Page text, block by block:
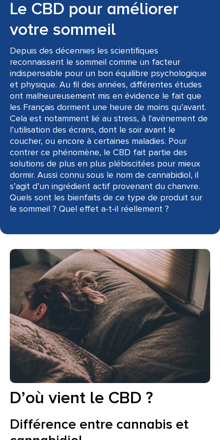
Le CBD pour améliorer
votre sommeil
Depuis des décennies les scientifiques
reconnaissent le sommeil comme un facteur
indispensable pour un bon équilibre psychologique
et physique. Au fil des années, différentes études
ont malheureusement mis en évidence le fait que
les Français dorment une heure de moins qu’avant.
Cela est notamment lié au stress, à l'avènement de
l’utilisation des écrans, dont le soir avant le
coucher, ou encore à certaines maladies. Pour
contrer ce phénomène, le CBD fait partie des
solutions de plus en plus plébiscitées pour mieux
dormir. Aussi connu sous le nom de cannabidiol, il
s’agit d’un ingrédient actif provenant du chanvre.
Quels sont les bienfaits de ce type de produit sur
le sommeil ? Quel effet a-t-il réellement ?
D’où vient le CBD ?
Différence entre cannabis et